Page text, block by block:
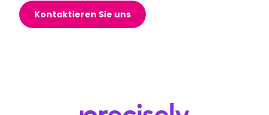
Kontaktieren Sie uns